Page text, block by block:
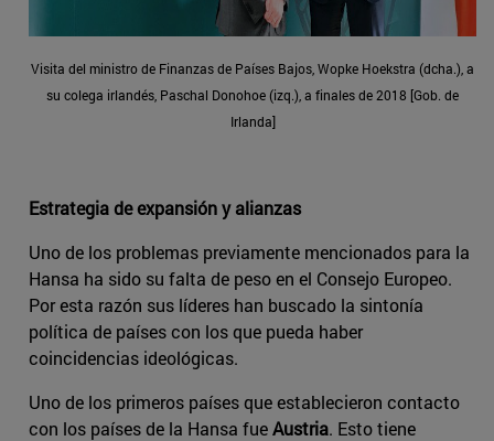
Visita del ministro de Finanzas de Países Bajos, Wopke Hoekstra (dcha.), a
su colega irlandés, Paschal Donohoe (izq.), a finales de 2018 [Gob. de
Irlanda]
Estrategia de expansión y alianzas
Uno de los problemas previamente mencionados para la
Hansa ha sido su falta de peso en el Consejo Europeo.
Por esta razón sus líderes han buscado la sintonía
política de países con los que pueda haber
coincidencias ideológicas.
Uno de los primeros países que establecieron contacto
con los países de la Hansa fueAustria. Esto tiene